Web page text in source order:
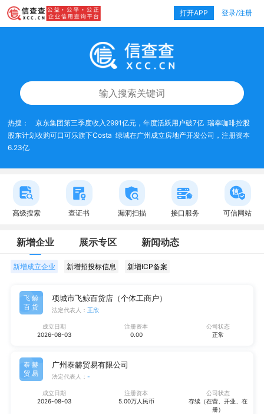
打开APP 登录/注册
热搜： 京东集团第三季度收入2991亿元，年度活跃用户破7亿 瑞幸咖啡控股
股东计划收购可口可乐旗下Costa 绿城在广州成立房地产开发公司，注册资本
6.23亿
高级搜索 查证书 漏洞扫描 接口服务 可信网站
新增企业 展示专区 新闻动态
新增成立企业 新增招投标信息 新增ICP备案
飞鲸
百货
项城市飞鲸百货店（个体工商户）
法定代表人： 王欣
成立日期
2026-08-03
注册资本
0.00
公司状态
正常
泰赫
贸易
广州泰赫贸易有限公司
法定代表人： -
成立日期
2026-08-03
注册资本
5.00万人民币
公司状态
存续（在营、开业、在
册）